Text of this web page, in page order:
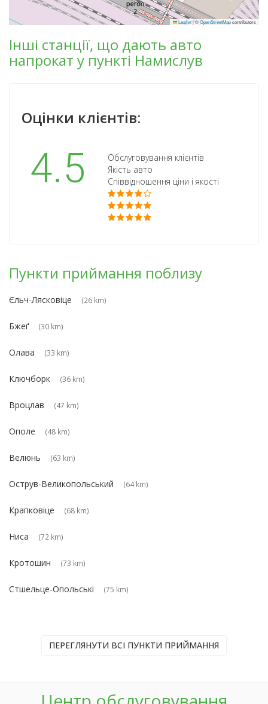
Leaflet|©OpenStreetMapcontributors
Інші станції, що дають авто
напрокат у пункті Намислув
Оцінки клієнтів:
4.5
Обслуговування клієнтів
Якість авто
Співвідношення ціни і якості
Пункти приймання поблизу
Єльч-Лясковіце (26 km)
Бжеґ (30 km)
Олава (33 km)
Ключборк (36 km)
Вроцлав (47 km)
Ополе (48 km)
Велюнь (63 km)
Острув-Великопольський (64 km)
Крапковіце (68 km)
Ниса (72 km)
Кротошин (73 km)
Стшельце-Опольські (75 km)
ПЕРЕГЛЯНУТИ ВСІ ПУНКТИ ПРИЙМАННЯ